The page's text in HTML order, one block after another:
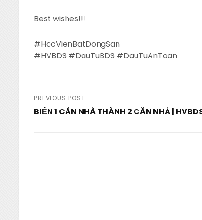
Best wishes!!!
#HocVienBatDongSan
#HVBDS #DauTuBDS #DauTuAnToan
Post
PREVIOUS POST
BIẾN 1 CĂN NHÀ THÀNH 2 CĂN NHÀ |